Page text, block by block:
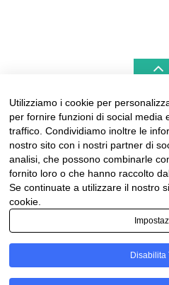
LIGURIAHOMES
REAL ESTATE AGENCIES
Contact:
Tel +39 0184 574262
info@liguriahomes.com
Utilizziamo i cookie per
per fornire funzioni di social media
traffico. Condividiamo inoltre le
nostro sito con i nostri partner di
analisi, che possono combinarle
fornito loro o che hanno raccolto
Se continuate a utilizzare il nostro
cookie.
Disabilita